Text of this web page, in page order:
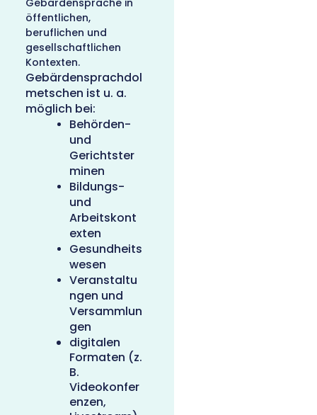
öffentlichen,
beruflichen und
gesellschaftlichen
Kontexten.
Gebärdensprachdol
metschen ist u. a.
möglich bei:
Behörden-
und
Gerichtster
minen
Bildungs-
und
Arbeitskont
exten
Gesundheits
wesen
Veranstaltu
ngen und
Versammlun
gen
digitalen
Formaten (z.
B.
Videokonfer
enzen,